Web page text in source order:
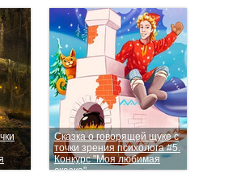
Сказка о говорящей щуке с
точки зрения психолога #5.
Конкурс "Моя любимая
сказка"